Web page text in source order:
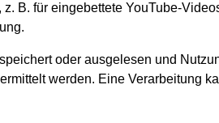
nach den
B. für eingebettete YouTube-
oder ausgelesen und
werden. Eine Verarbeitung